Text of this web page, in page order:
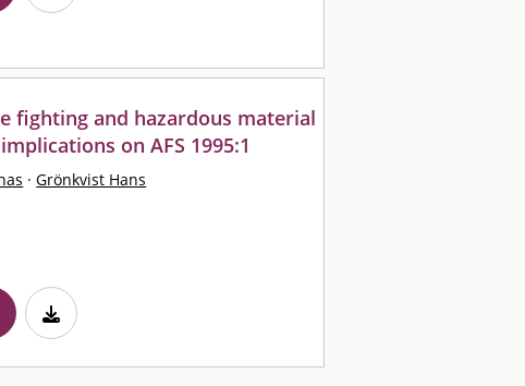
fighting and hazardous material
on AFS 1995:1
· Grönkvist Hans